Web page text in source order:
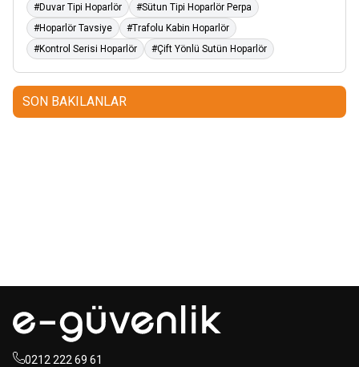
#Duvar Tipi Hoparlör
#Sütun Tipi Hoparlör Perpa
#Hoparlör Tavsiye
#Trafolu Kabin Hoparlör
#Kontrol Serisi Hoparlör
#Çift Yönlü Sutün Hoparlör
SON BAKILANLAR
0212 222 69 61